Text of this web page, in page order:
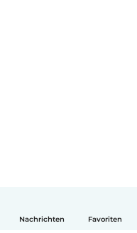
Nachrichten Favoriten